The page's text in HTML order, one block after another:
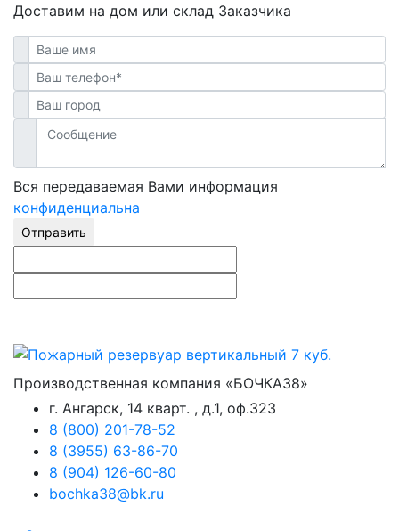
Доставим на дом или склад Заказчика
Вся передаваемая Вами информация
конфиденциальна
Отправить
Производственная компания «БОЧКА38»
г. Ангарск, 14 кварт. , д.1, оф.323
8 (800) 201-78-52
8 (3955) 63-86-70
8 (904) 126-60-80
bochka38@bk.ru